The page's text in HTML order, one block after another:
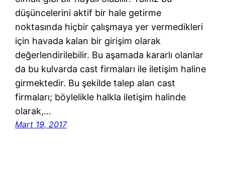
düşüncelerini aktif bir hale getirme
noktasında hiçbir çalışmaya yer vermedikleri
için havada kalan bir girişim olarak
değerlendirilebilir. Bu aşamada kararlı olanlar
da bu kulvarda cast firmaları ile iletişim haline
girmektedir. Bu şekilde talep alan cast
firmaları; böylelikle halkla iletişim halinde
olarak,…
Mart 19, 2017